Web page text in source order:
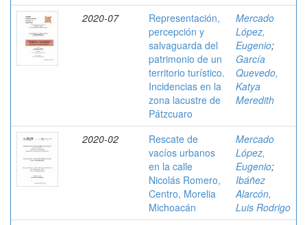
2020-07
Representación,
percepción y
salvaguarda del
patrimonio de un
territorio turístico.
Incidencias en la
zona lacustre de
Pátzcuaro
Mercado
López,
Eugenio;
García
Quevedo,
Katya
Meredith
2020-02
Rescate de
vacíos urbanos
en la calle
Nicolás Romero,
Centro, Morelia
Michoacán
Mercado
López,
Eugenio;
Ibáñez
Alarcón,
Luis Rodrigo